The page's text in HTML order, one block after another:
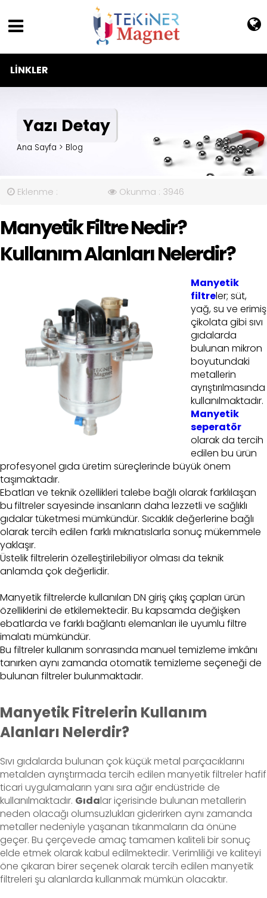
LINKLER
Yazı Detay
Ana Sayfa > Blog
Eklenme : Okunma : 3946
Manyetik Filtre Nedir?
Kullanım Alanları Nelerdir?
Manyetik
filtreler; süt,
yağ, su ve erimiş
çikolata gibi sıvı
gıdalarda
bulunan mikron
boyutundaki
metallerin
ayrıştırılmasında
kullanılmaktadır.
Manyetik
seperatör
olarak da tercih
edilen bu ürün
profesyonel gıda üretim süreçlerinde büyük önem
taşımaktadır.
Ebatları ve teknik özellikleri talebe bağlı olarak farklılaşan
bufiltreler sayesinde insanların daha lezzetli ve sağlıklı
gıdalar tüketmesi mümkündür. Sıcaklık değerlerine bağlı
olarak tercih edilen farklı mıknatıslarla sonuç mükemmele
yaklaşır.
Üstelik filtrelerin özelleştirilebiliyor olması da teknik
anlamda çok değerlidir.
Manyetik filtrelerde kullanılan DN giriş çıkış çapları ürün
özelliklerini de etkilemektedir. Bu kapsamda değişken
ebatlarda ve farklı bağlantı elemanları ile uyumlu filtre
imalatı mümkündür.
Bu filtreler kullanım sonrasında manuel temizleme imkânı
tanırken aynı zamanda otomatik temizleme seçeneği de
bulunan filtreler bulunmaktadır.
Manyetik Fitrelerin Kullanım
Alanları Nelerdir?
Sıvı gıdalarda bulunan çok küçük metal parçacıklarını
metalden ayrıştırmada tercih edilen manyetik filtreler hafif
ticari uygulamaların yanı sıra ağır endüstride de
kullanılmaktadır. Gıdalar içerisinde bulunan metallerin
neden olacağı olumsuzlukları giderirken aynı zamanda
metaller nedeniyle yaşanan tıkanmaların da önüne
geçer. Bu çerçevede amaç tamamen kaliteli bir sonuç
elde etmek olarak kabul edilmektedir. Verimliliği ve kaliteyi
öne çıkaran birer seçenek olarak tercih edilen manyetik
filtreleri şu alanlarda kullanmak mümkün olacaktır.